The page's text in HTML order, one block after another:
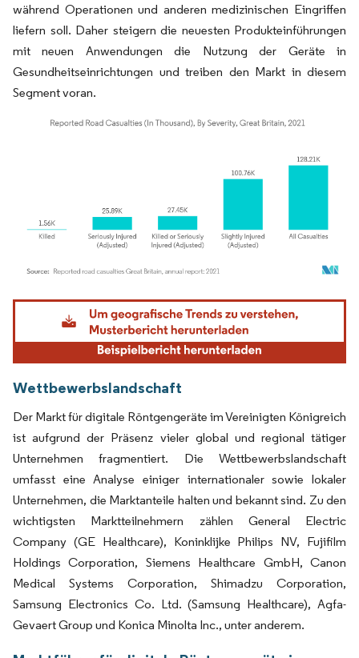
während Operationen und anderen medizinischen Eingriffen
liefern soll. Daher steigern die neuesten Produkteinführungen
mit neuen Anwendungen die Nutzung der Geräte in
Gesundheitseinrichtungen und treiben den Markt in diesem
Segment voran.
Bild © Mordor Intelligence. Wiederverwendung erfordert Namensnennung gemäß
Wettbewerbslandschaft
Der Markt für digitale Röntgengeräte im Vereinigten Königreich
ist aufgrund der Präsenz vieler global und regional tätiger
Unternehmen fragmentiert. Die Wettbewerbslandschaft
umfasst eine Analyse einiger internationaler sowie lokaler
Unternehmen, die Marktanteile halten und bekannt sind. Zu den
wichtigsten Marktteilnehmern zählen General Electric
Company (GE Healthcare), Koninklijke Philips NV, Fujifilm
Holdings Corporation, Siemens Healthcare GmbH, Canon
Medical Systems Corporation, Shimadzu Corporation,
Samsung Electronics Co. Ltd. (Samsung Healthcare), Agfa-
Gevaert Group und Konica Minolta Inc., unter anderem.